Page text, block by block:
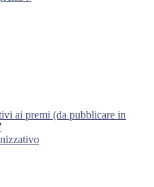
ai premi (da pubblicare in